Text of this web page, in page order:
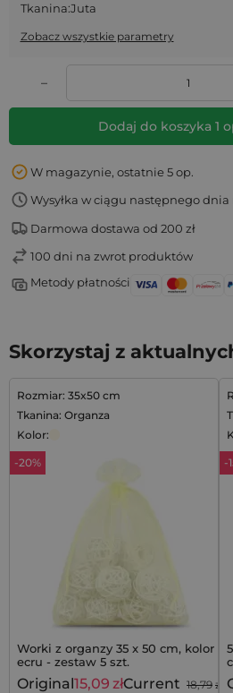
Tkanina:Juta
Zobacz wszystkie parametry
–
Dodaj do koszyka 1
W magazynie, ostatnie 5 op.
Wysyłka w ciągu następnego
Darmowa dostawa od 200 zł
100 dni na zwrot produktów
Metody płatności
Skorzystaj z
Rozmiar: 35x50 cm
Tkanina: Organza
Kolor:
-20%
Worki z organzy 35 x 50 cm, kolor
ecru - zestaw 5 szt.
18,79 zł
Original15,09 złCurrent
-